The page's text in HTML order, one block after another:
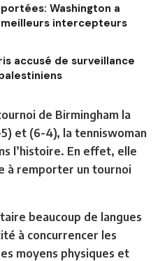
Washington a
intercepteurs
accusé de surveillance
de Birmingham la
et (6-4), la tenniswoman
l’histoire. En effet, elle
à remporter un tournoi
beaucoup de langues
à concurrencer les
moyens physiques et